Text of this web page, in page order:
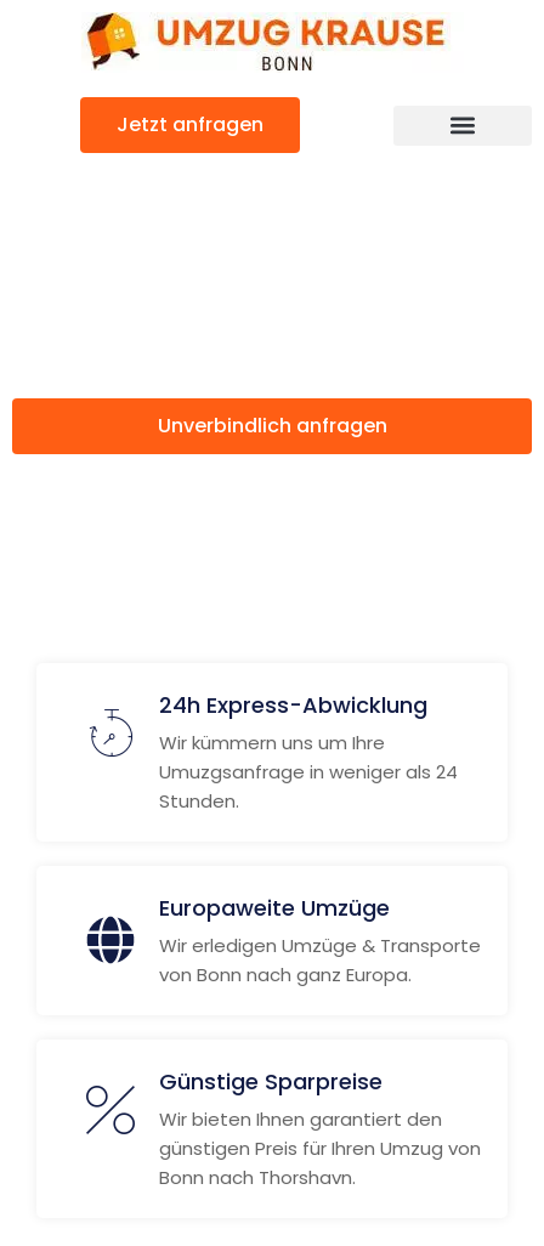
Jetzt anfragen
Unverbindlich anfragen
24h Express-Abwicklung
Wir kümmern uns um Ihre
Umuzgsanfrage in weniger als 24
Stunden.
Europaweite Umzüge
Wir erledigen Umzüge & Transporte
von Bonn nach ganz Europa.
Günstige Sparpreise
Wir bieten Ihnen garantiert den
günstigen Preis für Ihren Umzug von
Bonn nach Thorshavn.